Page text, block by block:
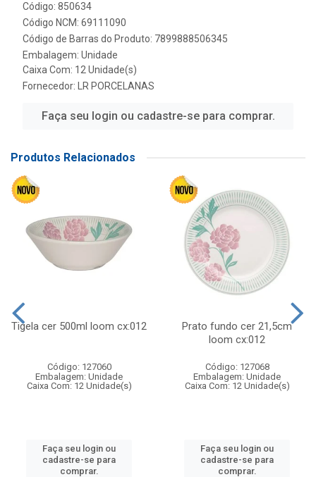
Código: 850634
Código NCM: 69111090
Código de Barras do Produto: 7899888506345
Embalagem: Unidade
Caixa Com: 12 Unidade(s)
Fornecedor:
LR PORCELANAS
Faça seu login ou cadastre-se para comprar.
Produtos Relacionados
Tigela cer 500ml loom cx:012
Código: 127060
Embalagem: Unidade
Caixa Com: 12 Unidade(s)
Faça seu login ou
cadastre-se para
comprar.
Prato fundo cer 21,5cm
loom cx:012
Código: 127068
Embalagem: Unidade
Caixa Com: 12 Unidade(s)
Faça seu login ou
cadastre-se para
comprar.